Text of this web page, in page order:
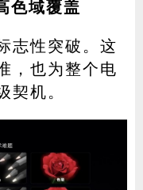
色域覆盖
志性突破。这
，也为整个电
契机。